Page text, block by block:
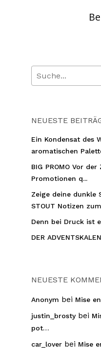
NEUESTE
Ein Kondensat des
aromatischen
BIG PROMO Vor
Promotionen q...
Zeige deine dunkle
STOUT Notizen
Denn bei Druck ist
DER
NEUESTE
Anonym bei Mise
justin_brostybei
pot…
car_lover bei Mise